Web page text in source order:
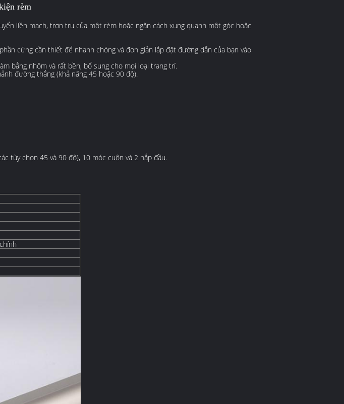
rèm
liền mạch, trơn tru của một rèm hoặc ngăn cách xung quanh một góc hoặc
cứng cần thiết để nhanh chóng và đơn giản lắp đặt đường dẫn của bạn vào
bằng nhôm và rất bền, bổ sung cho mọi loại trang trí.
đường thẳng (khả năng 45 hoặc 90 độ).
tùy chọn 45 và 90 độ), 10 móc cuộn và 2 nắp đầu.